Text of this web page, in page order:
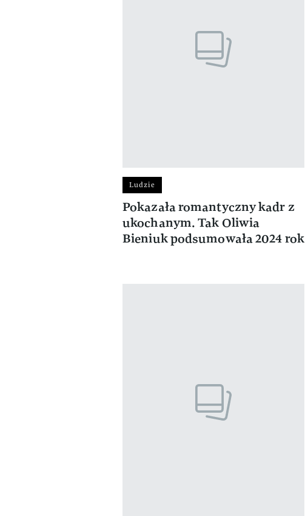
Ludzie
Pokazała romantyczny kadr z
ukochanym. Tak Oliwia
Bieniuk podsumowała 2024 rok